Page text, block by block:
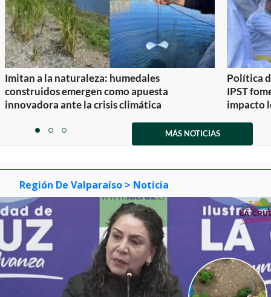
Imitan a la naturaleza: humedales
construidos emergen como apuesta
innovadora ante la crisis climática
Política
IPST
impacto
itemitemitem
MÁS NOTICIAS
Región De Valparaíso > Noticia